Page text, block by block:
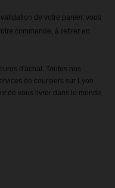
de votre panier, vous
commande, à retirer en
d'achat. Toutes nos
de coursiers sur Lyon
de vous livrer dans le monde